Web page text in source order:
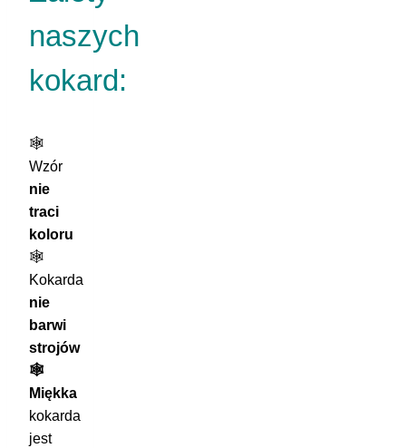
naszych
kokard:
🕸️
Wzór
nie
traci
koloru
🕸️
Kokarda
nie
barwi
strojów
🕸️
Miękka
kokarda
jest